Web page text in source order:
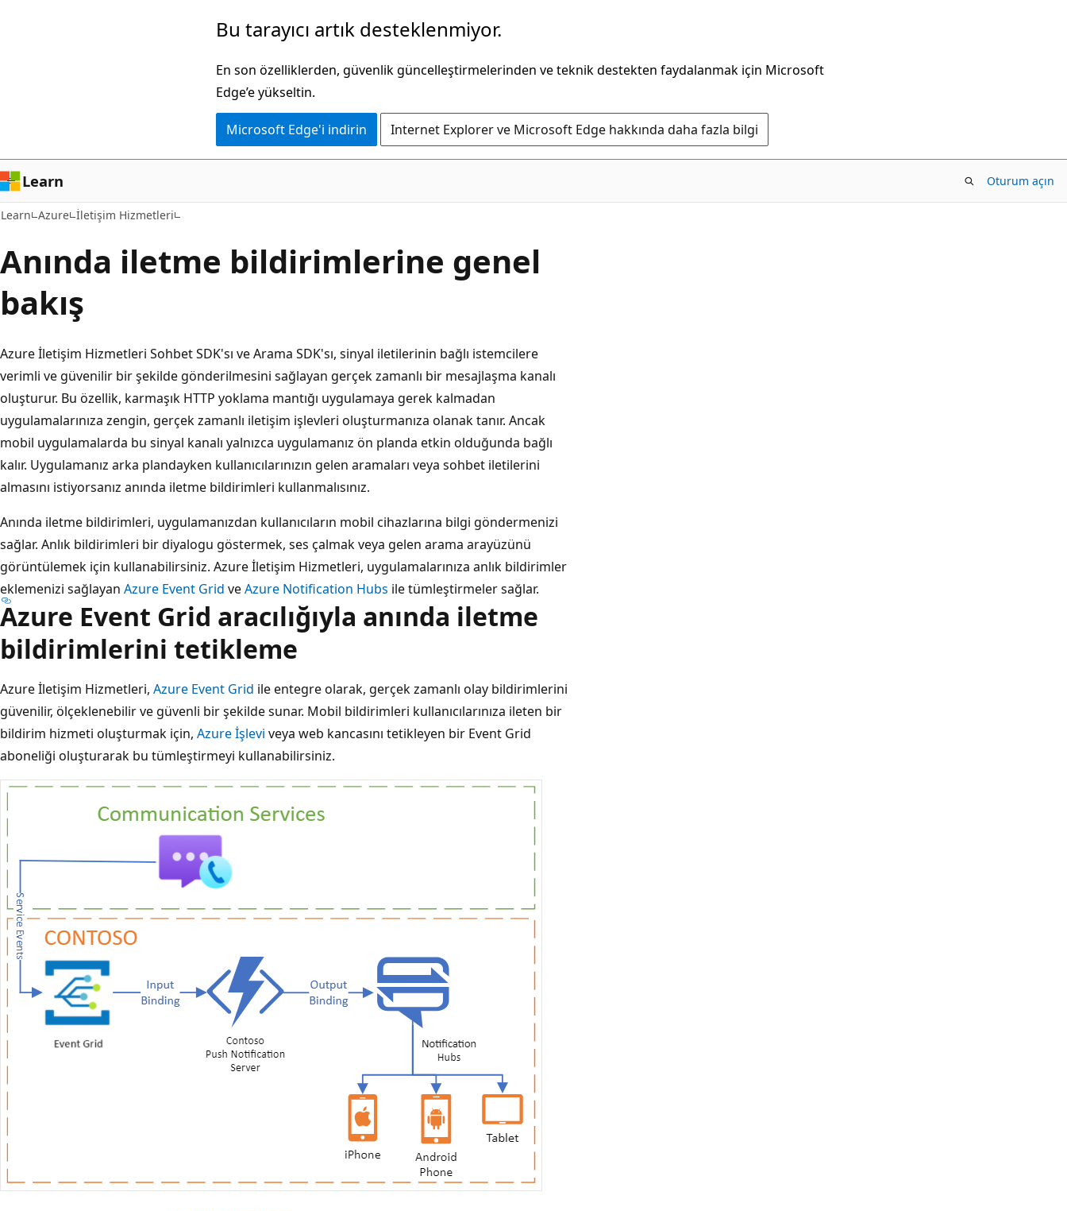
Bu tarayıcı artık desteklenmiyor.
En son özelliklerden, güvenlik güncelleştirmelerinden ve teknik destekten faydalanmak için Microsoft
Edge’e yükseltin.
Microsoft Edge'i indirin Internet Explorer ve Microsoft Edge hakkında daha fazla bilgi
Learn Oturum açın
Learn Azure İletişim Hizmetleri
Anında iletme bildirimlerine genel
bakış
Azure İletişim Hizmetleri Sohbet SDK'sı ve Arama SDK'sı, sinyal iletilerinin bağlı istemcilere
verimli ve güvenilir bir şekilde gönderilmesini sağlayan gerçek zamanlı bir mesajlaşma kanalı
oluşturur. Bu özellik, karmaşık HTTP yoklama mantığı uygulamaya gerek kalmadan
uygulamalarınıza zengin, gerçek zamanlı iletişim işlevleri oluşturmanıza olanak tanır. Ancak
mobil uygulamalarda bu sinyal kanalı yalnızca uygulamanız ön planda etkin olduğunda bağlı
kalır. Uygulamanız arka plandayken kullanıcılarınızın gelen aramaları veya sohbet iletilerini
almasını istiyorsanız anında iletme bildirimleri kullanmalısınız.
Anında iletme bildirimleri, uygulamanızdan kullanıcıların mobil cihazlarına bilgi göndermenizi
sağlar. Anlık bildirimleri bir diyalogu göstermek, ses çalmak veya gelen arama arayüzünü
görüntülemek için kullanabilirsiniz. Azure İletişim Hizmetleri, uygulamalarınıza anlık bildirimler
eklemenizi sağlayan Azure Event Grid veAzure Notification Hubs ile tümleştirmeler sağlar.
Azure Event Grid aracılığıyla anında iletme
bildirimlerini tetikleme
Azure İletişim Hizmetleri, Azure Event Grid ile entegre olarak, gerçek zamanlı olay bildirimlerini
güvenilir, ölçeklenebilir ve güvenli bir şekilde sunar. Mobil bildirimleri kullanıcılarınıza ileten bir
bildirim hizmeti oluşturmak için, Azure İşlevi veya web kancasını tetikleyen bir Event Grid
aboneliği oluşturarak bu tümleştirmeyi kullanabilirsiniz.